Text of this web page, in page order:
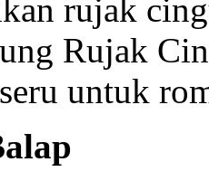
rujak
Rujak
untuk